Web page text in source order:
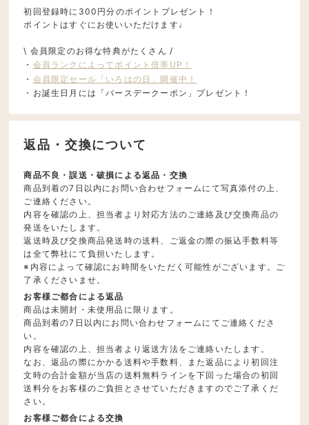
初回登録時に300円分のポイントプレゼント！
ポイントはすぐにお使いいただけます♩
\ 会員限定のお得な特典がたくさん /
・ 会員ランクによってポイント倍率UP！
・ 会員限定セール「いろはの日」開催中！
・お誕生日月には「バースデークーポン」プレゼント！
返品・交換について
商品不良・誤送・破損による返品・交換
商品到着の7日以内にお問い合わせフォームにて写真添付の上、
ご連絡ください。
内容を確認の上、担当者より対応方法のご連絡及び交換商品の
発送をいたします。
返送時及び交換商品発送時の送料、ご返金の際の振込手数料等
は全て弊社にて負担いたします。
※内容によって確認にお時間をいただく可能性がございます。ご
了承くださいませ。
お客様ご都合による返品
商品は未開封・未使用品に限ります。
商品到着の7日以内にお問い合わせフォームにてご連絡くださ
い。
内容を確認の上、担当者より返送方法をご連絡いたします。
なお、返品の際にかかる送料や手数料、また返品により初回注
文時の合計金額が当店の送料無料ラインを下回った場合の初回
送料分をお客様のご負担とさせていただきますのでご了承くだ
さい。
お客様ご都合による交換